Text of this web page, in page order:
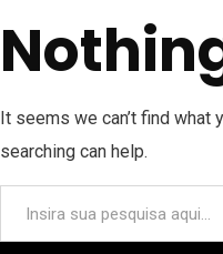
It seems we can’t find what
searching can help.